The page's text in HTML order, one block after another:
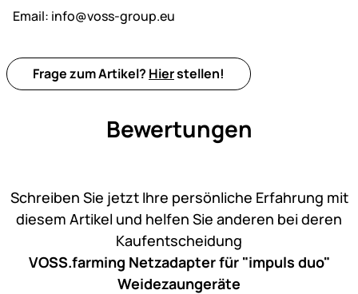
Email: info@voss-group.eu
Frage zum Artikel? Hierstellen!
Bewertungen
Schreiben Sie jetzt Ihre persönliche Erfahrung mit
diesem Artikel und helfen Sie anderen bei deren
Kaufentscheidung
VOSS.farming Netzadapter für "impuls duo"
Weidezaungeräte